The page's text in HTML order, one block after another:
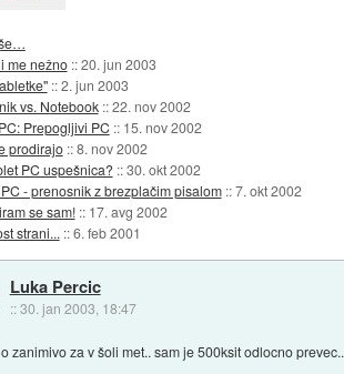
me nežno ::20. jun 2003
::2. jun 2003
vs. Notebook ::22. nov 2002
Prepogljivi PC :: 15. nov 2002
prodirajo ::8. nov 2002
PC uspešnica? ::30. okt 2002
- prenosnik z brezplačim pisalom ::7. okt 2002
se sam! :: 17. avg 2002
strani... ::6. feb 2001
Luka Percic
::30. jan 2003, 18:47
zanimivo za v šoli met.. sam je 500ksit odlocno prevec..